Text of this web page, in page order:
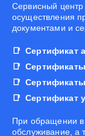
Cервисный
осуществления
документами и
Сертификат
Сертификат
При обращении в
обслуживание, а